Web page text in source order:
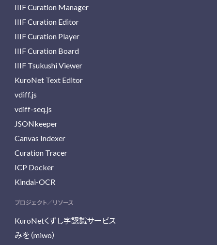
IIIF Curation Manager
IIIF Curation Editor
IIIF Curation Player
IIIF Curation Board
IIIF Tsukushi Viewer
KuroNet Text Editor
vdiff.js
vdiff-seq.js
JSONkeeper
Canvas Indexer
Curation Tracer
ICP Docker
Kindai-OCR
プロジェクト／リソース
KuroNetくずし字認識サービス
みを（miwo）